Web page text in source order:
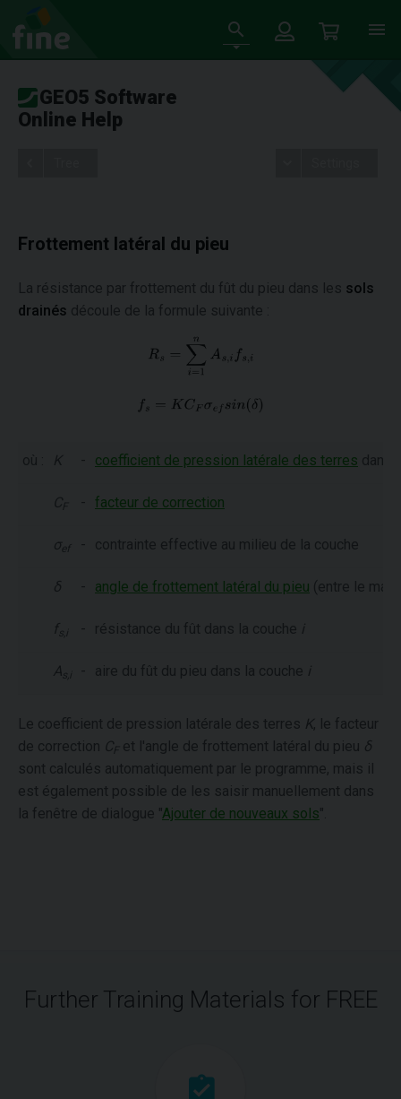
GEO5 Software
Online Help
Frottement latéral du pieu
La résistance par frottement du fût du pieu dans les sols
drainés découle de la formule suivante :
où : K - coefficient de pression latérale des terres dans
C F - facteur de correction
σef - contrainte effective au milieu de la couche
δ - angle de frottement latéral du pieu (entre le
fs,i - résistance du fût dans la couche i
As,i - aire du fût du pieu dans la couche i
Le coefficient de pression latérale des terres K, le facteur
de correction CF et l'angle de frottement latéral du pieu δ
sont calculés automatiquement par le programme, mais il
est également possible de les saisir manuellement dans
la fenêtre de dialogue "Ajouter de nouveaux sols".
Further Training Materials for FREE